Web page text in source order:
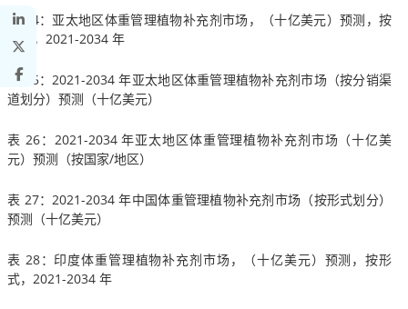
表 24：亚太地区体重管理植物补充剂市场，（十亿美元）预测，按
形式，2021-2034 年
表 25：2021-2034 年亚太地区体重管理植物补充剂市场（按分销渠
道划分）预测（十亿美元）
表 26：2021-2034 年亚太地区体重管理植物补充剂市场（十亿美
元）预测（按国家/地区）
表 27：2021-2034 年中国体重管理植物补充剂市场（按形式划分）
预测（十亿美元）
表 28：印度体重管理植物补充剂市场，（十亿美元）预测，按形
式，2021-2034 年